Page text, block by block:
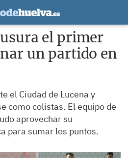
el primer
un partido en
el Ciudad de Lucena y
como colistas. El equipo de
aprovechar su
para sumar los puntos.